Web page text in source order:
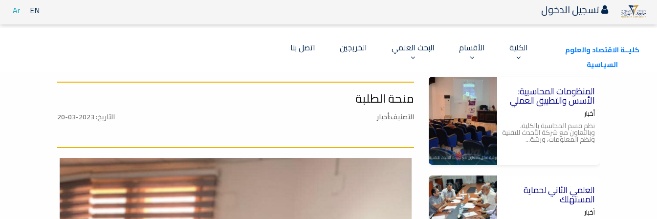
Ar EN تسجيل الدخول
الكلية الأقسام البحث العلمي الخريجين اتصل بنا
كليــة الاقتصاد والعلوم
السياسية
المنظومات المحاسبية:
الأسس والتطبيق العملي
أخبار
نظم قسم المحاسبة بالكلية،
وبالتعاون مع شركة الأحدث للتقنية
ونظم المعلومات، ورشة...
العلمي الثاني لحماية
المستهلك
أخبار
منحة الطلبة
التصنيف:أخبار التاريخ: 2023-03-20